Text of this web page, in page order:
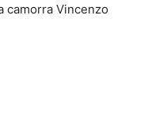
camorra Vincenzo